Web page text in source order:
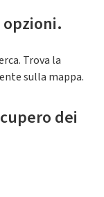
Trova la
sulla mappa.
dei